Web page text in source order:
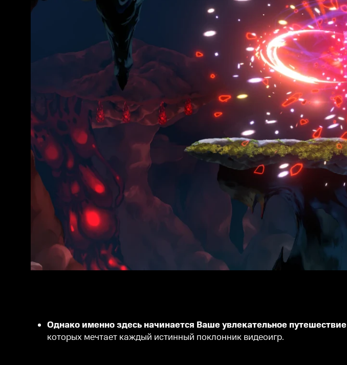
Однако именно здесь начинается Ваше увлекательное путешествие
которых мечтает каждый истинный поклонник видеоигр.